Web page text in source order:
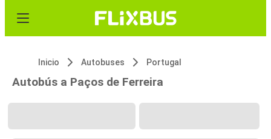
Inicio Autobuses Portugal
Autobús a Paços de Ferreira